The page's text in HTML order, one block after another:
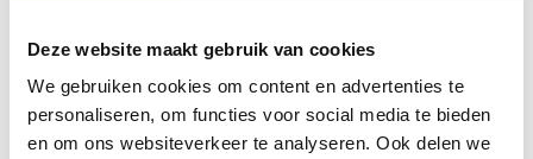
Deze website maakt gebruik van cookies
We gebruiken cookies om content en advertenties te
personaliseren, om functies voor social media te bieden
en om ons websiteverkeer te analyseren. Ook delen we
1121 ND Landsmeer
+31 (0) 85-7735355
WhatsApp +31 (0)6 53 47 72 28